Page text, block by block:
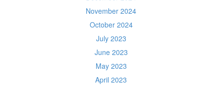
November 2024
October 2024
July 2023
June 2023
May 2023
April 2023